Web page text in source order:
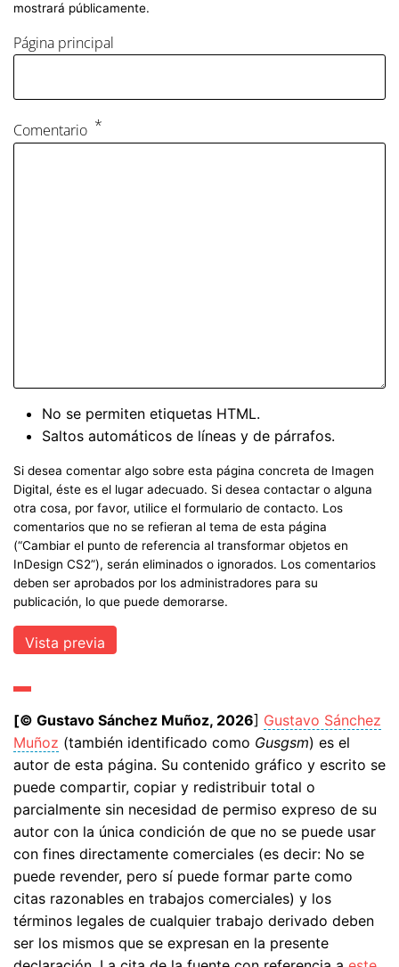
mostrará públicamente.
Página principal
Comentario
No se permiten etiquetas HTML.
Saltos automáticos de líneas y de párrafos.
Si desea comentar algo sobre esta página concreta de Imagen
Digital, éste es el lugar adecuado. Si desea contactar o alguna
otra cosa, por favor, utilice el formulario de contacto. Los
comentarios que no se refieran al tema de esta página
(“Cambiar el punto de referencia al transformar objetos en
InDesign CS2”), serán eliminados o ignorados. Los comentarios
deben ser aprobados por los administradores para su
publicación, lo que puede demorarse.
[© Gustavo Sánchez Muñoz, 2026] Gustavo Sánchez
Muñoz (también identificado como Gusgsm) es el
autor de esta página. Su contenido gráfico y escrito se
puede compartir, copiar y redistribuir total o
parcialmente sin necesidad de permiso expreso de su
autor con la única condición de que no se puede usar
con fines directamente comerciales (es decir: No se
puede revender, pero sí puede formar parte como
citas razonables en trabajos comerciales) y los
términos legales de cualquier trabajo derivado deben
ser los mismos que se expresan en la presente